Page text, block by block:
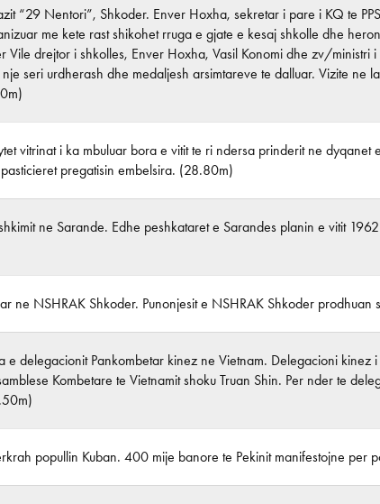
“29 Nentori”, Shkoder. Enver Hoxha, sekretar i pare i KQ te
me kete rast shikohet rruga e gjate e kesaj shkolle dhe
Vile drejtor i shkolles, Enver Hoxha, Vasil Konomi dhe zv/
seri urdherash dhe medaljesh arsimtareve te dalluar. Vizite ne
vitrinat i ka mbuluar bora e vitit te ri ndersa prinderit ne
pregatisin embelsira. (28.80m)
ne Sarande. Edhe peshkataret e Sarandes planin e vitit
ne NSHRAK Shkoder. Punonjesit e NSHRAK Shkoder prodhuan
e delegacionit Pankombetar kinez ne Vietnam. Delegacioni
Kombetare te Vietnamit shoku Truan Shin. Per nder te
popullin Kuban. 400 mije banore te Pekinit manifestojne